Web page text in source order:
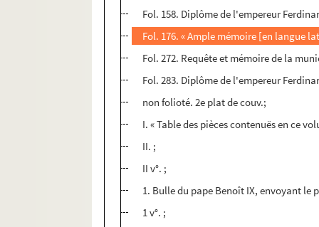
Fol. 158. Diplôme de l'empereur
Fol. 176. « Ample mémoire [en langue
Fol. 272. Requête et mémoire de la
Fol. 283. Diplôme de l'empereur
non folioté. 2e plat de couv.;
I. « Table des pièces contenuës en ce
II. ;
II v°. ;
1. Bulle du pape Benoît IX, envoyant le
1 v°. ;